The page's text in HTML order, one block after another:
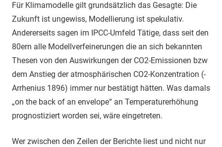
Für Klimamodelle gilt grundsätzlich das Gesagte: Die
Zukunft ist ungewiss, Modellierung ist spekulativ.
Andererseits sagen im IPCC-Umfeld Tätige, dass seit den
80ern alle Modellverfeinerungen die an sich bekannten
Thesen von den Auswirkungen der CO2-Emissionen bzw
dem Anstieg der atmosphärischen CO2-Konzentration (-
Arrhenius 1896) immer nur bestätigt hätten. Was damals
„on the back of an envelope“ an Temperaturerhöhung
prognostiziert worden sei, wäre eingetreten.
Wer zwischen den Zeilen der Berichte liest und nicht nur